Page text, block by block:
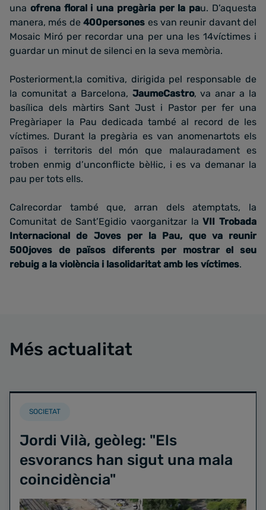
una ofrena floral i una pregària per la pau. D’aquesta
manera, més de400persones es van reunir davant del
Mosaic Miró per recordar una per una les 14víctimes i
guardar un minut de silenci en la seva memòria.
Posteriorment,la comitiva, dirigida pel responsable de
la comunitat a Barcelona, JaumeCastro, va anar a la
basílica dels màrtirs Sant Just i Pastor per fer una
Pregàriaper la Pau dedicada també al record de les
víctimes. Durant la pregària es van anomenartots els
països i territoris del món que malauradament es
troben enmig d’unconflicte bèl·lic, i es va demanar la
pau per tots ells.
Calrecordar també que, arran dels atemptats, la
Comunitat de Sant’Egidio vaorganitzar laVII Trobada
Internacional de Joves per la Pau, que va reunir
500joves de països diferents per mostrar el seu
rebuig a la violència i lasolidaritat amb les víctimes.
Més actualitat
SOCIETAT
Jordi Vilà, geòleg: "Els
esvorancs han sigut una mala
coincidència"